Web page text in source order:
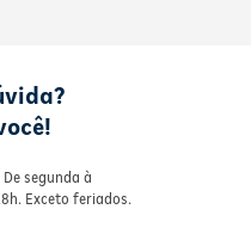
segunda à
Exceto feriados.